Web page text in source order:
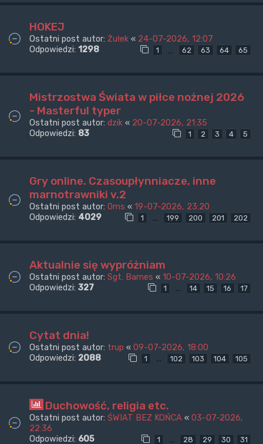
HOKEJ
Ostatni post autor: Żułek « 24-07-2026, 12:07
Odpowiedzi: 1298 1 … 62 63 64 65
Mistrzostwa Świata w piłce nożnej 2026
- Masterful typer
Ostatni post autor: dzik « 20-07-2026, 21:35
Odpowiedzi: 83 1 2 3 4 5
Gry online. Czasoupłynniacze, inne
marnotrawniki v.2
Ostatni post autor: 0ms « 19-07-2026, 23:20
Odpowiedzi: 4029 1 … 199 200 201 202
Aktualnie się wypróżniam
Ostatni post autor: Sgt. Barnes « 10-07-2026, 10:26
Odpowiedzi: 327 1 … 14 15 16 17
Cytat dnia!
Ostatni post autor: trup « 09-07-2026, 18:00
Odpowiedzi: 2088 1 … 102 103 104 105
Duchowość, religia etc.
Ostatni post autor: ŚWIAT BEZ KOŃCA « 03-07-2026,
22:36
Odpowiedzi: 605 1 … 28 29 30 31